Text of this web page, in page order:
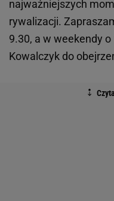
najważniejszych
rywalizacji.
9.30, a w weekendy
Kowalczyk do